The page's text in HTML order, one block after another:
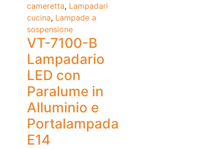
cameretta, Lampadari
cucina, Lampade a
sospensione
VT-7100-B
Lampadario
LED con
Paralume in
Alluminio e
Portalampada
E14